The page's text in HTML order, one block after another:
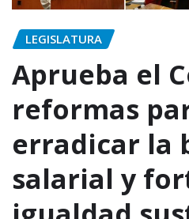
LEGISLATURA
Aprueba el
reformas
erradicar la
salarial y